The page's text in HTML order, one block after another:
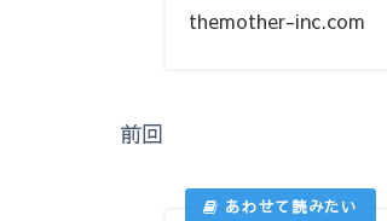
themother-inc.com
前回